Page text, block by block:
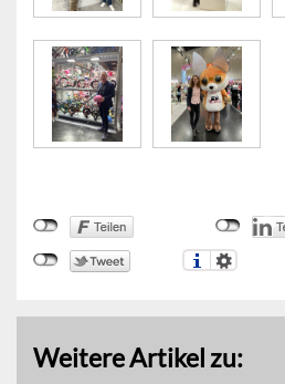
Weitere Artikel zu: